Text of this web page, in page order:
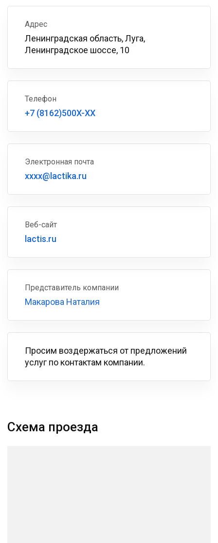
Адрес
Ленинградская область, Луга,
Ленинградское шоссе, 10
Телефон
+7 (8162)500X-XX
Электронная почта
xxxx@lactika.ru
Веб-сайт
lactis.ru
Представитель компании
Макарова Наталия
Просим воздержаться от предложений
услуг по контактам компании.
Схема проезда